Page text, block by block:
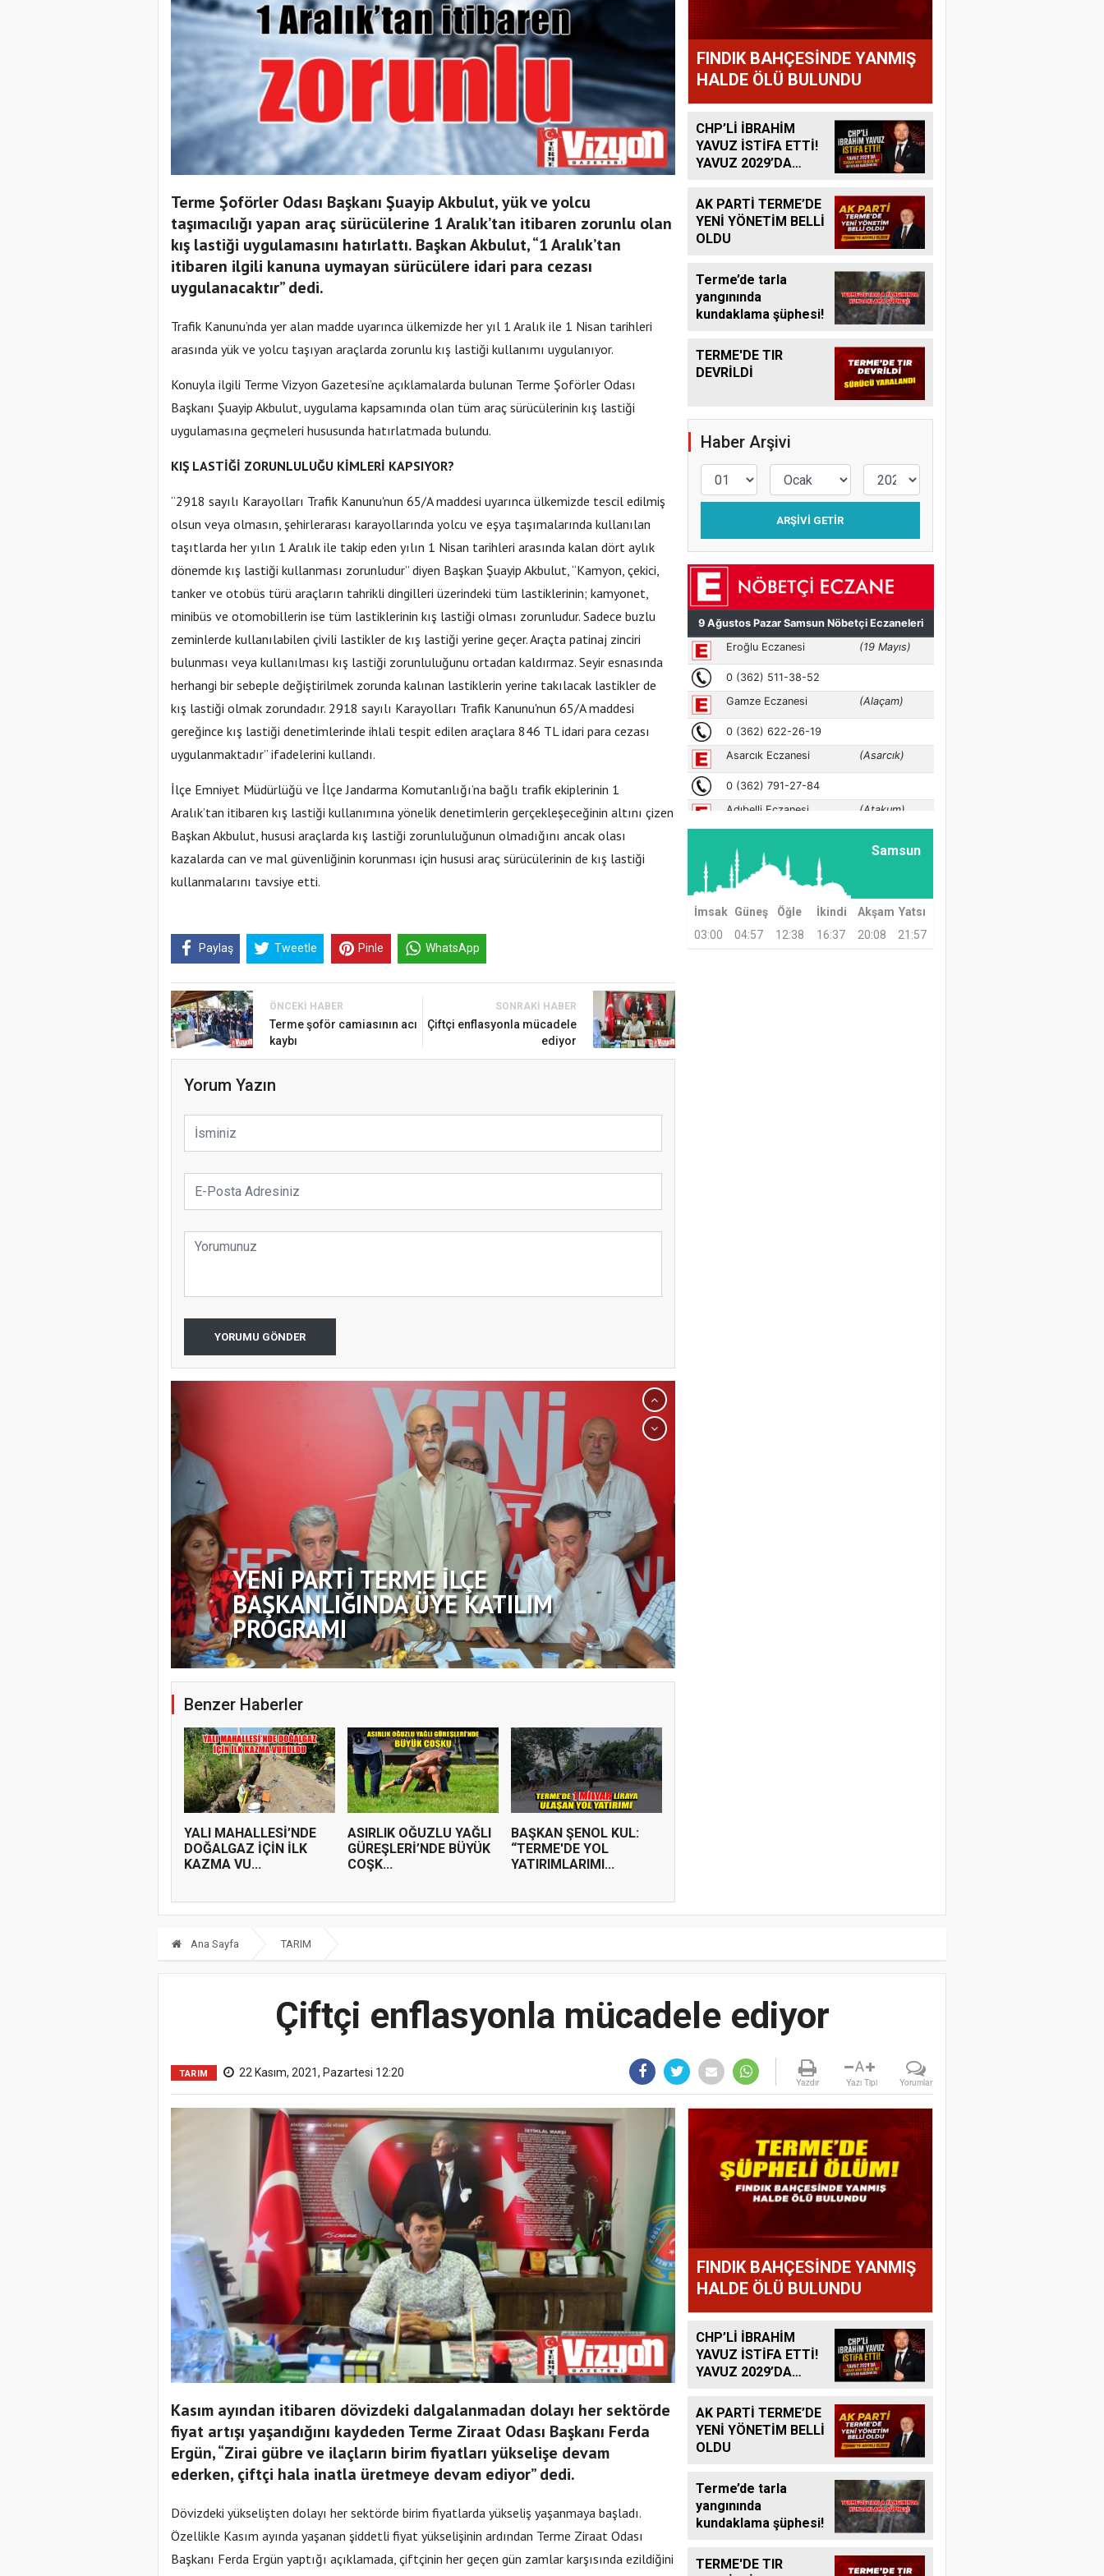
Terme Şoförler Odası Başkanı Şuayip Akbulut, yük ve yolcu
taşımacılığı yapan araç sürücülerine 1 Aralık’tan itibaren zorunlu olan
kış lastiği uygulamasını hatırlattı. Başkan Akbulut, “1 Aralık’tan
itibaren ilgili kanuna uymayan sürücülere idari para cezası
uygulanacaktır” dedi.
Trafik Kanunu’nda yer alan madde uyarınca ülkemizde her yıl 1 Aralık ile 1 Nisan tarihleri
arasında yük ve yolcu taşıyan araçlarda zorunlu kış lastiği kullanımı uygulanıyor.
Konuyla ilgili Terme Vizyon Gazetesi’ne açıklamalarda bulunan Terme Şoförler Odası
Başkanı Şuayip Akbulut, uygulama kapsamında olan tüm araç sürücülerinin kış lastiği
uygulamasına geçmeleri hususunda hatırlatmada bulundu.
KIŞ LASTİĞİ ZORUNLULUĞU KİMLERİ KAPSIYOR?
“2918 sayılı Karayolları Trafik Kanunu'nun 65/A maddesi uyarınca ülkemizde tescil edilmiş
olsun veya olmasın, şehirlerarası karayollarında yolcu ve eşya taşımalarında kullanılan
taşıtlarda her yılın 1 Aralık ile takip eden yılın 1 Nisan tarihleri arasında kalan dört aylık
dönemde kış lastiği kullanması zorunludur” diyen Başkan Şuayip Akbulut, “Kamyon, çekici,
tanker ve otobüs türü araçların tahrikli dingilleri üzerindeki tüm lastiklerinin; kamyonet,
minibüs ve otomobillerin ise tüm lastiklerinin kış lastiği olması zorunludur. Sadece buzlu
zeminlerde kullanılabilen çivili lastikler de kış lastiği yerine geçer. Araçta patinaj zinciri
bulunması veya kullanılması kış lastiği zorunluluğunu ortadan kaldırmaz. Seyir esnasında
herhangi bir sebeple değiştirilmek zorunda kalınan lastiklerin yerine takılacak lastikler de
kış lastiği olmak zorundadır. 2918 sayılı Karayolları Trafik Kanunu'nun 65/A maddesi
gereğince kış lastiği denetimlerinde ihlali tespit edilen araçlara 846 TL idari para cezası
uygulanmaktadır” ifadelerini kullandı.
İlçe Emniyet Müdürlüğü ve İlçe Jandarma Komutanlığı’na bağlı trafik ekiplerinin 1
Aralık’tan itibaren kış lastiği kullanımına yönelik denetimlerin gerçekleşeceğinin altını çizen
Başkan Akbulut, hususi araçlarda kış lastiği zorunluluğunun olmadığını ancak olası
kazalarda can ve mal güvenliğinin korunması için hususi araç sürücülerinin de kış lastiği
kullanmalarını tavsiye etti.
Paylaş Tweetle Pinle WhatsApp
ÖNCEKI HABER
Terme şoför camiasının acı
kaybı
SONRAKI HABER
Çiftçi enflasyonla mücadele
ediyor
Yorum Yazın
YORUMU GÖNDER
YENİ PARTİ TERME İLÇE
BAŞKANLIĞINDA ÜYE KATILIM
PROGRAMI
Benzer Haberler
YALI MAHALLESİ’NDE
DOĞALGAZ İÇİN İLK
KAZMA VU...
ASIRLIK OĞUZLU YAĞLI
GÜREŞLERİ’NDE BÜYÜK
COŞK...
BAŞKAN ŞENOL KUL:
“TERME'DE YOL
YATIRIMLARIMI...
FINDIK BAHÇESİNDE YANMIŞ
HALDE ÖLÜ BULUNDU
CHP’Lİ İBRAHİM
YAVUZ İSTİFA ETTİ!
YAVUZ 2029’DA
OLACAK MI?
AK PARTİ TERME’DE
YENİ YÖNETİM BELLİ
OLDU
Terme’de tarla
yangınında
kundaklama şüphesi!
TERME'DE TIR
DEVRİLDİ
Haber Arşivi
ARŞIVI GETIR
Samsun
İmsak Güneş Öğle İkindi Akşam Yatsı
03:00
04:57 12:38 16:37 20:08 21:57
Ana Sayfa TARIM
Çiftçi enflasyonla mücadele ediyor
TARIM 22 Kasım, 2021, Pazartesi 12:20
Yazdır
A
Yazı Tipi Yorumlar
Kasım ayından itibaren dövizdeki dalgalanmadan dolayı her sektörde
fiyat artışı yaşandığını kaydeden Terme Ziraat Odası Başkanı Ferda
Ergün, “Zirai gübre ve ilaçların birim fiyatları yükselişe devam
ederken, çiftçi hala inatla üretmeye devam ediyor” dedi.
Dövizdeki yükselişten dolayı her sektörde birim fiyatlarda yükseliş yaşanmaya başladı.
Özellikle Kasım ayında yaşanan şiddetli fiyat yükselişinin ardından Terme Ziraat Odası
Başkanı Ferda Ergün yaptığı açıklamada, çiftçinin her geçen gün zamlar karşısında ezildiğini
FINDIK BAHÇESİNDE YANMIŞ
HALDE ÖLÜ BULUNDU
CHP’Lİ İBRAHİM
YAVUZ İSTİFA ETTİ!
YAVUZ 2029’DA
OLACAK MI?
AK PARTİ TERME’DE
YENİ YÖNETİM BELLİ
OLDU
Terme’de tarla
yangınında
kundaklama şüphesi!
TERME'DE TIR